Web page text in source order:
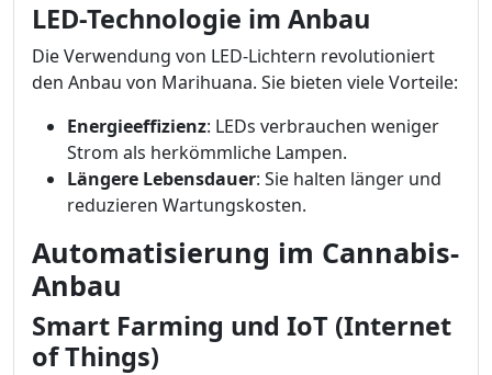
LED-Technologie im Anbau
Die Verwendung von LED-Lichtern revolutioniert
den Anbau von Marihuana. Sie bieten viele Vorteile:
Energieeffizienz: LEDs verbrauchen weniger
Strom als herkömmliche Lampen.
Längere Lebensdauer: Sie halten länger und
reduzieren Wartungskosten.
Automatisierung im Cannabis-
Anbau
Smart Farming und IoT (Internet
of Things)